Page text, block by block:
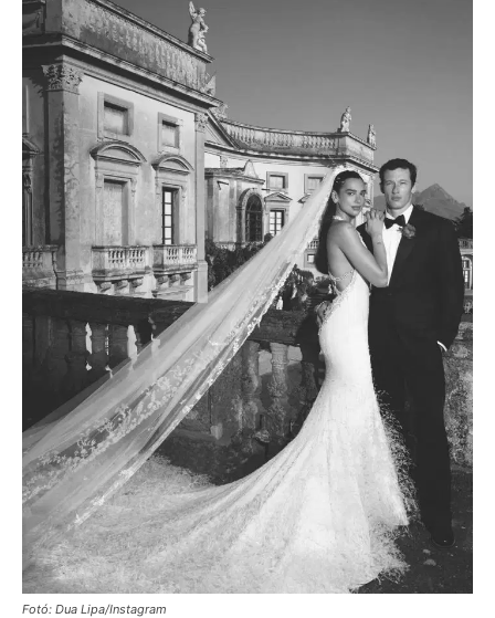
Fotó: Dua Lipa/Instagram